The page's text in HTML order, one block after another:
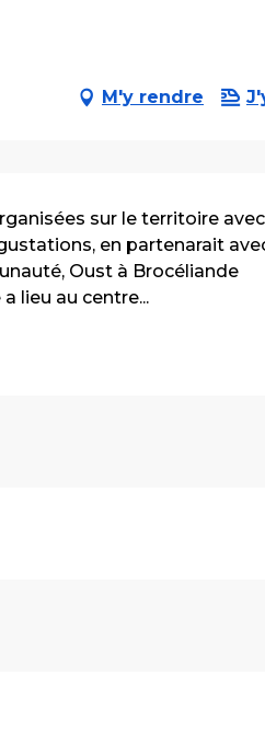
M'y rendre
sur le territoire
en partenarait
Oust à Brocéliande
lieu au centre...